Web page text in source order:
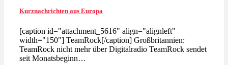
Kurznachrichten aus Europa
[caption id="attachment_5616" align="alignleft"
width="150"] TeamRock[/caption] Großbritannien:
TeamRock nicht mehr über Digitalradio TeamRock sendet
seit Monatsbeginn…